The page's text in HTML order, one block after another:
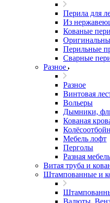
Перила для
Из
Кованые
Перильные
Сварные
Разное
Разное
Винтовая
Вольеры
Дымники,
Кованая
Мебель лофт
Перголы
Разная мебель
Витая труба и
Штампованные и
Валюты,